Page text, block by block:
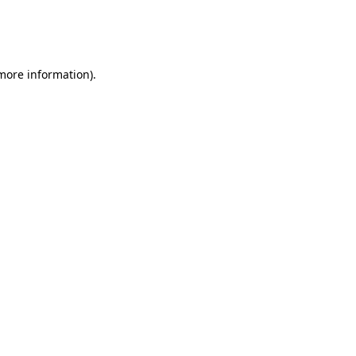
information).